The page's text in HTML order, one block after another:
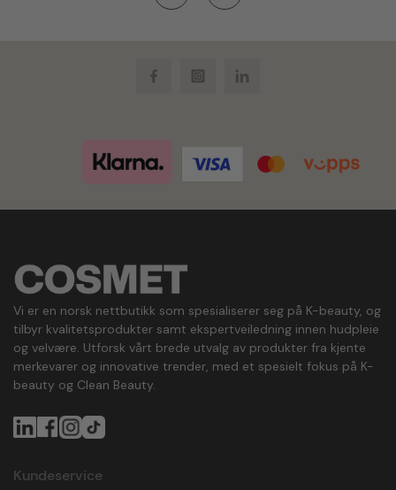
FacebookInstagramLinkedIn
Vi er en norsk nettbutikk som spesialiserer seg på K-beauty, og
tilbyr kvalitetsprodukter samt ekspertveiledning innen hudpleie
og velvære. Utforsk vårt brede utvalg av produkter fra kjente
merkevarer og innovative trender, med et spesielt fokus på K-
beauty og Clean Beauty.
Kundeservice